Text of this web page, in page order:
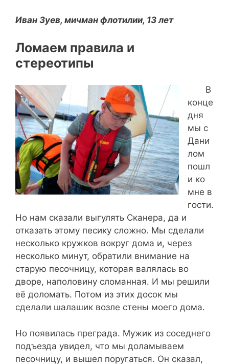
Иван Зуев, мичман флотилии, 13 лет
Ломаем правила и
стереотипы
В
конце
дня
мы с
Дани
лом
пошл
и ко
мне в
гости.
Но нам сказали выгулять Сканера, да и
отказать этому песику сложно. Мы сделали
несколько кружков вокруг дома и, через
несколько минут, обратили внимание на
старую песочницу, которая валялась во
дворе, наполовину сломанная. И мы решили
её доломать. Потом из этих досок мы
сделали шалашик возле стены моего дома.
Но появилась преграда. Мужик из соседнего
подъезда увидел, что мы доламываем
песочницу, и вышел поругаться. Он сказал,